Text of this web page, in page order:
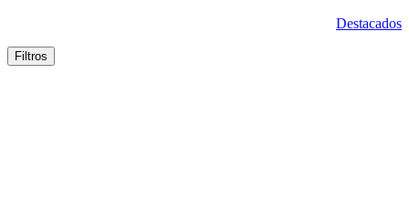
Destacados
Filtros